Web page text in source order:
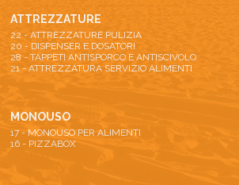
ATTREZZATURE
22 - ATTREZZATURE PULIZIA
20 - DISPENSER E DOSATORI
28 - TAPPETI ANTISPORCO E ANTISCIVOLO
21 - ATTREZZATURA SERVIZIO ALIMENTI
MONOUSO
17 - MONOUSO PER ALIMENTI
16 - PIZZABOX